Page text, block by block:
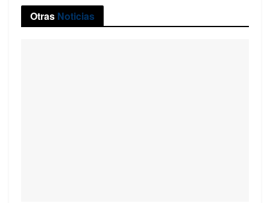
Otras Noticias